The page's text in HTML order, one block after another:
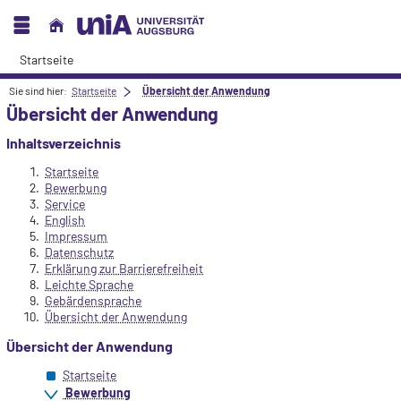
Startseite
Sie sind hier: Startseite Übersicht der Anwendung
Übersicht der Anwendung
Inhaltsverzeichnis
Startseite
Bewerbung
Service
English
Impressum
Datenschutz
Erklärung zur Barrierefreiheit
Leichte Sprache
Gebärdensprache
Übersicht der Anwendung
Übersicht der Anwendung
Startseite
Bewerbung